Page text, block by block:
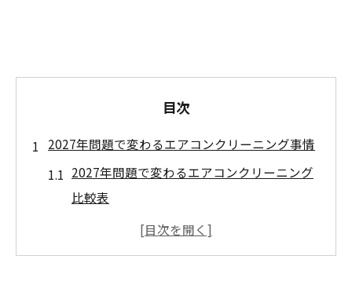
目次
2027年問題で変わるエアコンクリーニング事情
2027年問題で変わるエアコンクリーニング
比較表
エアコンクリーニング事情の変化を徹底解